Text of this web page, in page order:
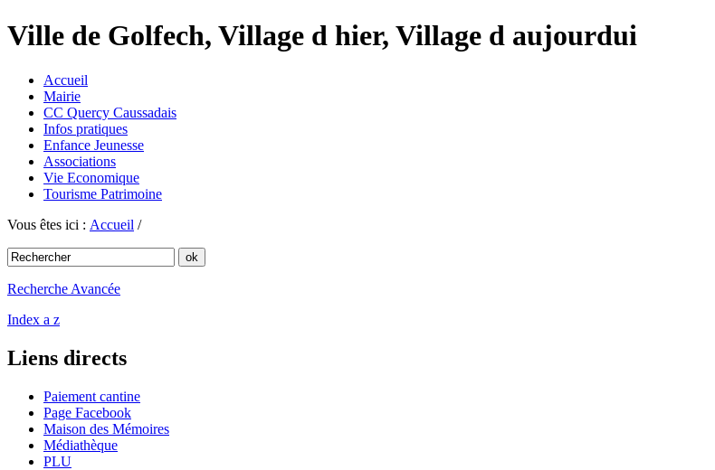
Ville de Golfech, Village d hier, Village d aujourdui
Accueil
Mairie
CC Quercy Caussadais
Infos pratiques
Enfance Jeunesse
Associations
Vie Economique
Tourisme Patrimoine
Vous êtes ici : Accueil /
Recherche Avancée
Index a z
Liens directs
Paiement cantine
Page Facebook
Maison des Mémoires
Médiathèque
PLU